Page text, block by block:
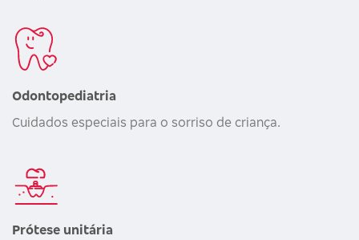
Odontopediatria
Cuidados especiais para o sorriso de criança.
Prótese unitária